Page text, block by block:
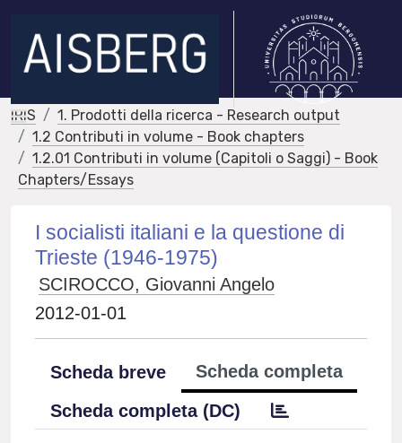
IRIS
1. Prodotti della ricerca - Research output
1.2 Contributi in volume - Book chapters
1.2.01 Contributi in volume (Capitoli o Saggi) - Book
Chapters/Essays
I socialisti italiani e la questione di
Trieste (1946-1975)
SCIROCCO, Giovanni Angelo
2012-01-01
Scheda breve
Scheda completa
Scheda completa (DC)